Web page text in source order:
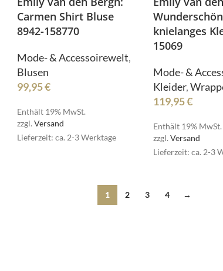
Carmen Shirt Bluse
8942-158770
Mode- & Accessoirewelt,
Blusen
99,95€
Enthält 19% MwSt.
zzgl.Versand
Lieferzeit: ca. 2-3 Werktage
knielanges
15069
Mode- &
Kleider,
119,95€
Enthält 19% MwSt.
zzgl.Versand
Lieferzeit: ca. 2-3
1 2 3 4 →